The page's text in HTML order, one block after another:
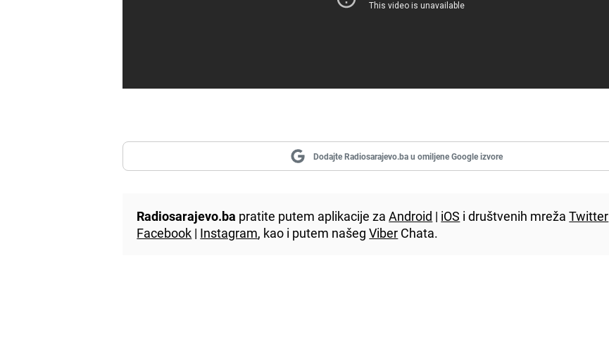
Dodajte Radiosarajevo.ba u omiljene Google izvore
Radiosarajevo.ba pratite putem aplikacije zaAndroid | iOS i društvenih mrežaTwitter
Facebook | Instagram, kao i putem našegViber Chata.